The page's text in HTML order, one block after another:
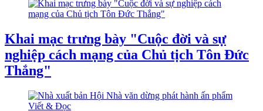
Khai mạc trưng bày "Cuộc đời và sự
nghiệp cách mạng của Chủ tịch Tôn Đức
Thắng"